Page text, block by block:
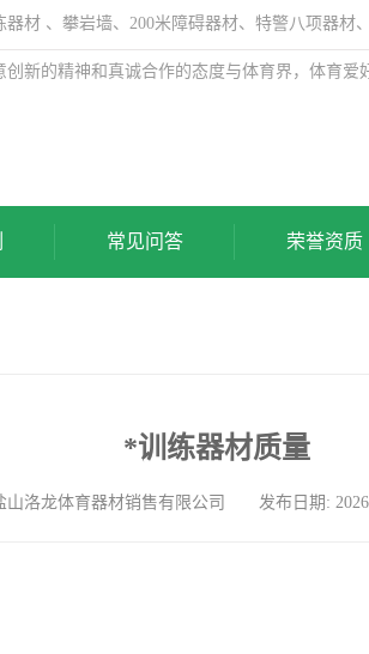
、攀岩墙、200米障碍器材、特警八项器材
新的精神和真诚合作的态度与体育界，体育
常见问答 荣誉资质
*训练器材质量
山洛龙体育器材销售有限公司 发布日期: